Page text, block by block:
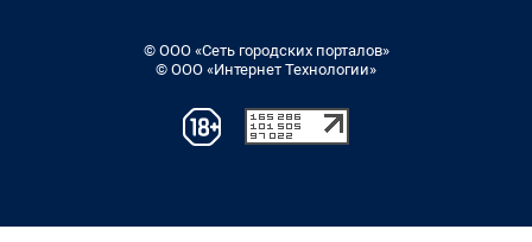
© ООО «Сеть городских порталов»
© ООО «Интернет Технологии»